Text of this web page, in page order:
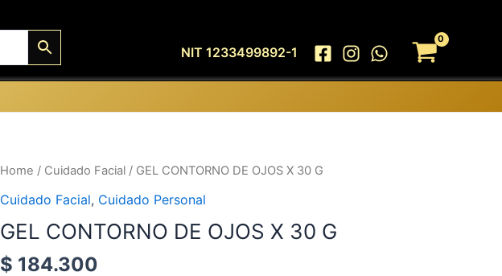
NIT 1233499892-1
Home / Cuidado Facial / GEL CONTORNO DE OJOS X 30 G
Cuidado Facial, Cuidado Personal
GEL CONTORNO DE OJOS X 30 G
$ 184.300
GEL
DE
OJOS
30